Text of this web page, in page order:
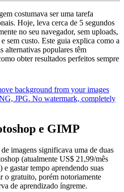
costumava ser uma tarefa
Hoje, leva cerca de 5 segundos
no seu navegador, sem uploads,
sem custo. Este guia explica como a
alternativas populares têm
obter resultados perfeitos sempre
background from your images
JPG. No watermark, completely
e GIMP
imagens significava uma de duas
(atualmente US$ 21,99/mês
gastar tempo aprendendo suas
o gratuito, porém notoriamente
de aprendizado íngreme.